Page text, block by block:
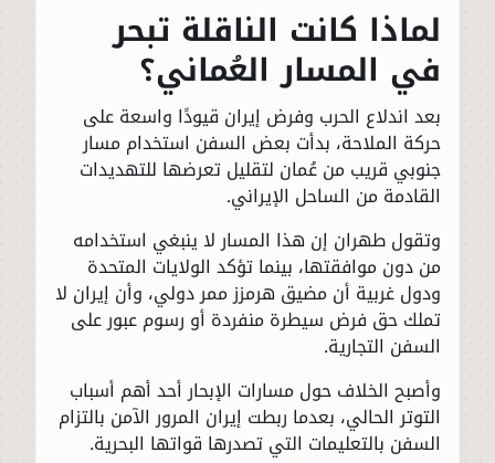
لماذا كانت الناقلة تبحر
في المسار العُماني؟
بعد اندلاع الحرب وفرض إيران قيودًا واسعة على
حركة الملاحة، بدأت بعض السفن استخدام مسار
جنوبي قريب من عُمان لتقليل تعرضها للتهديدات
القادمة من الساحل الإيراني.
وتقول طهران إن هذا المسار لا ينبغي استخدامه
من دون موافقتها، بينما تؤكد الولايات المتحدة
ودول غربية أن مضيق هرمزز ممر دولي، وأن إيران لا
تملك حق فرض سيطرة منفردة أو رسوم عبور على
السفن التجارية.
وأصبح الخلاف حول مسارات الإبحار أحد أهم أسباب
التوتر الحالي، بعدما ربطت إيران المرور الآمن بالتزام
السفن بالتعليمات التي تصدرها قواتها البحرية.